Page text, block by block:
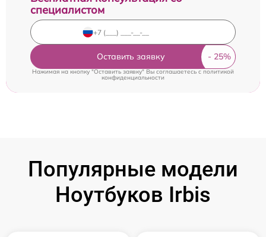
специалистом
Оставить заявку
Нажимая на кнопку "Оставить заявку" Вы соглашаетесь c политикой
конфиденциальности
Популярные модели
Ноутбуков Irbis